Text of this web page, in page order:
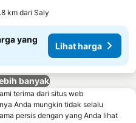
km dari Saly
yang
Lihat harga
banyak
terima dari situs web
Anda mungkin tidak selalu
persis dengan yang Anda lihat